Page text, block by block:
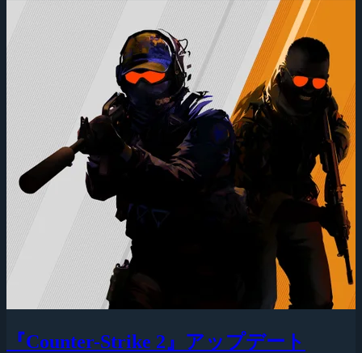
『Counter-Strike 2』アップデート